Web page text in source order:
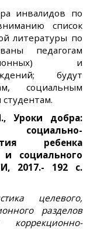
инвалидов по
список
литературы по
педагогам
и
будут
социальным
Уроки добра:
социально-
ребенка
и социального
2017.- 192 с.
целевого,
разделов